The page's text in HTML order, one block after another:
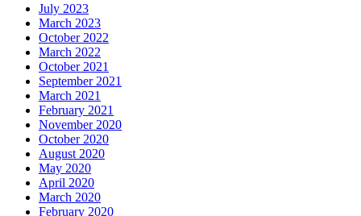
July 2023
March 2023
October 2022
March 2022
October 2021
September 2021
March 2021
February 2021
November 2020
October 2020
August 2020
May 2020
April 2020
March 2020
February 2020